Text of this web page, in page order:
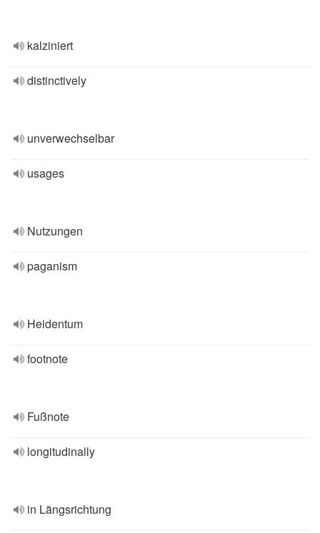
kalziniert
distinctively
unverwechselbar
usages
Nutzungen
paganism
Heidentum
footnote
Fußnote
longitudinally
in Längsrichtung